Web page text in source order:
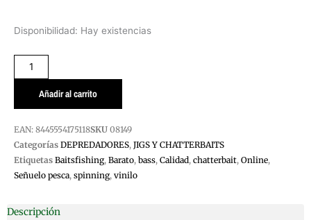
Disponibilidad: Hay existencias
CHATERBAITS
PUMKINAñadir al carrito
EAN: 8445554175118SKU 08149
Categorías DEPREDADORES, JIGS Y CHATTERBAITS
Etiquetas Baitsfishing, Barato, bass, Calidad, chatterbait, Online,
Señuelo pesca, spinning, vinilo
Descripción